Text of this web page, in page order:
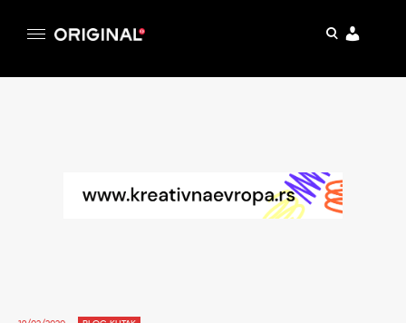
pretraga